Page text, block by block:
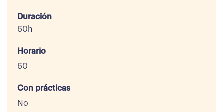
Duración
60h
Horario
60
Con prácticas
No